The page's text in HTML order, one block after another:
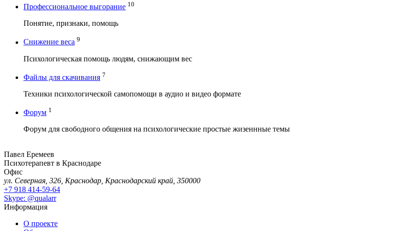
Профессиональное выгорание 10
Понятие, признаки, помощь
Снижение веса 9
Психологическая помощь людям, снижающим вес
Файлы для скачивания 7
Техники психологической самопомощи в аудио и видео формате
Форум 1
Форум для свободного общения на психологические простые жизеннные темы
Павел Еремеев
Психотерапевт в Краснодаре
Офис
ул. Северная, 326, Краснодар, Краснодарский край, 350000
+7 918 414-59-64
Skype: @qualarr
Информация
О проекте